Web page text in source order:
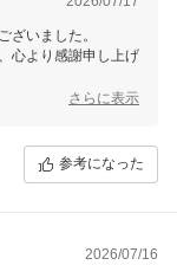
ざいました。
心より感謝申し上げ
けできるよう努めて
さらに表示
参考になった
2026/07/16